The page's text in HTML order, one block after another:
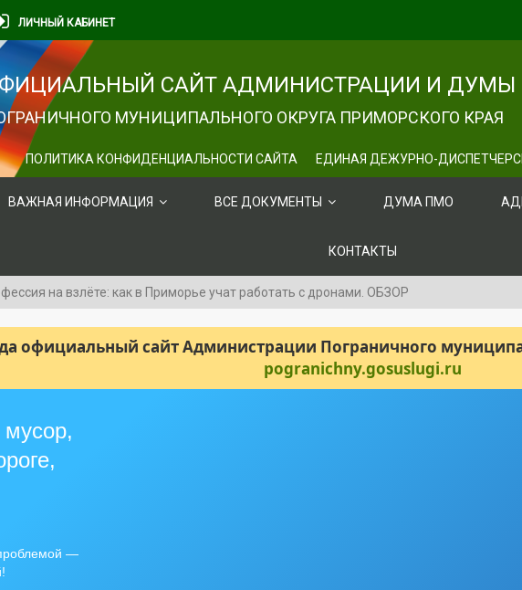
ЛИЧНЫЙ КАБИНЕТ
САЙТ АДМИНИСТРАЦИИ И ДУМЫ
МУНИЦИПАЛЬНОГО ОКРУГА ПРИМОРСКОГО КРАЯ
ПОЛИТИКА КОНФИДЕНЦИАЛЬНОСТИ САЙТА ЕДИНАЯ ДЕЖУРНО-
ВАЖНАЯ ИНФОРМАЦИЯ ВСЕ ДОКУМЕНТЫ ДУМА ПМО
КОНТАКТЫ
на взлёте: как в Приморье учат работать с дронами. ОБЗОР
официальный сайт Администрации Пограничного
pogranichny.gosuslugi.ru
—